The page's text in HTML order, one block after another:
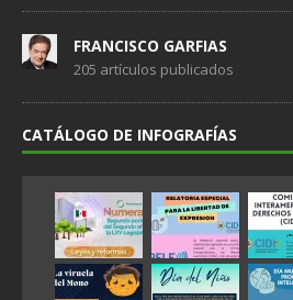
FRANCISCO GARFIAS
205 artículos publicados
CATÁLOGO DE INFOGRAFÍAS